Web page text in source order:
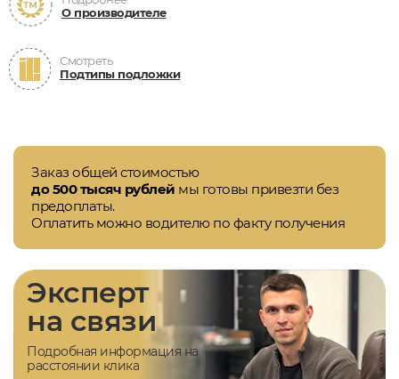
О производителе
Смотреть
Подтипы подложки
Заказ общей стоимостью
до 500 тысяч рублей мы готовы привезти без
предоплаты.
Оплатить можно водителю по факту получения
Эксперт
на связи
Подробная информация на
расстоянии клика